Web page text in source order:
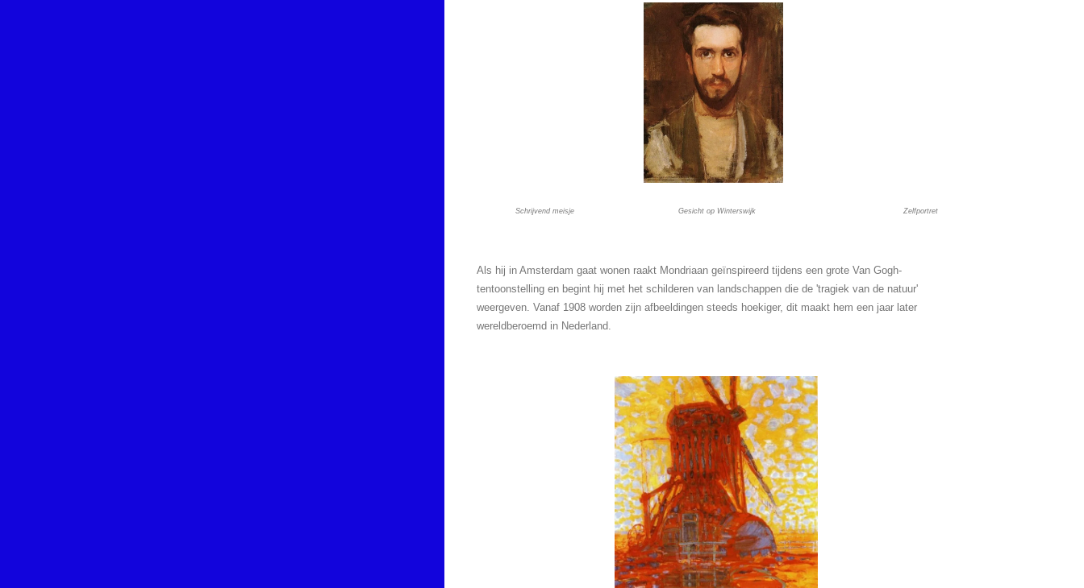
Schrijvend meisje Gesicht op Winterswijk Zelfportret
Als hij in Amsterdam gaat wonen raakt Mondriaan geïnspireerd tijdens een grote Van Gogh-
tentoonstelling en begint hij met het schilderen van landschappen die de 'tragiek van de natuur'
weergeven. Vanaf 1908 worden zijn afbeeldingen steeds hoekiger, dit maakt hem een jaar later
wereldberoemd in Nederland.